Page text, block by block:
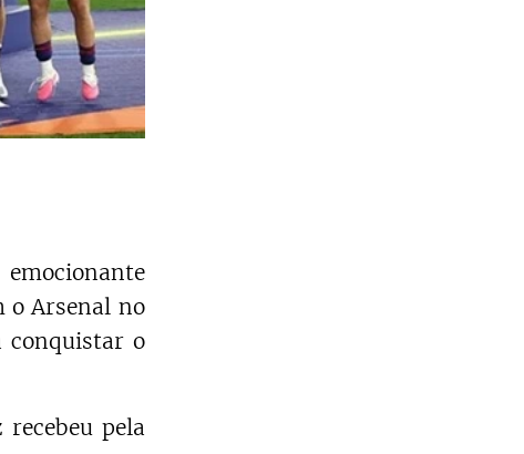
o Arsenal no
conquistar o
pela